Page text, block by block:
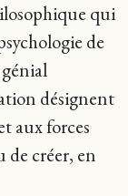
qui
de
désignent
aux forces
de créer, en